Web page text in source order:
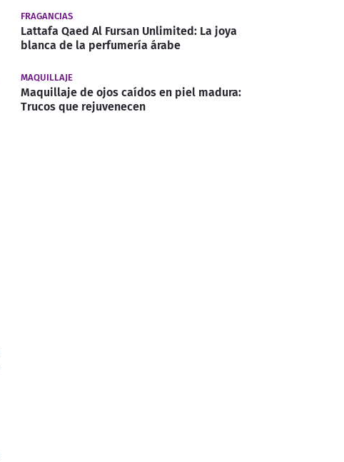
FRAGANCIAS
Lattafa Qaed Al Fursan Unlimited: La joya
blanca de la perfumería árabe
MAQUILLAJE
Maquillaje de ojos caídos en piel madura:
Trucos que rejuvenecen